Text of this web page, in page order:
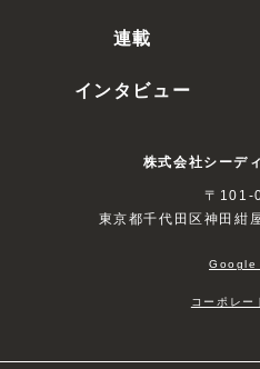
連載
インタビュー
株式会社シーデ
〒101-
東京都千代田区神田紺
Google
コーポレー